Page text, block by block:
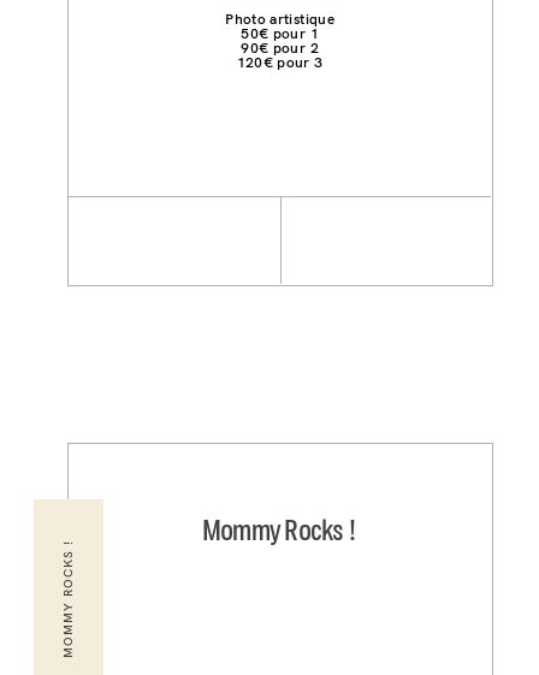
Photo artistique
50€ pour 1
90€ pour 2
120€ pour 3
Mommy Rocks !
MOMMY ROCKS !